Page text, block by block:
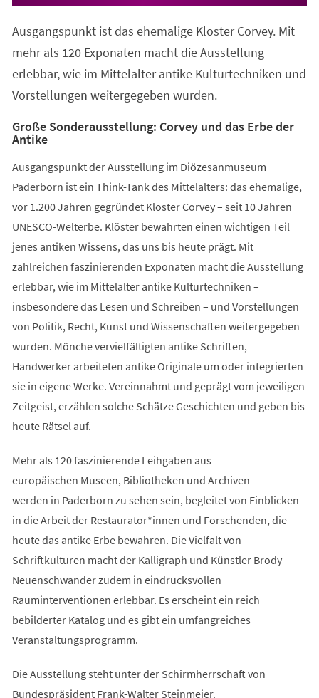
in
neuen
Tab)
Ausgangspunkt ist das ehemalige Kloster Corvey. Mit
mehr als 120 Exponaten macht die Ausstellung
erlebbar, wie im Mittelalter antike Kulturtechniken und
Vorstellungen weitergegeben wurden.
Große Sonderausstellung: Corvey und das Erbe der
Antike
Ausgangspunkt der Ausstellung im Diözesanmuseum
Paderborn ist ein Think-Tank des Mittelalters: das ehemalige,
vor 1.200 Jahren gegründet Kloster Corvey – seit 10 Jahren
UNESCO-Welterbe. Klöster bewahrten einen wichtigen Teil
jenes antiken Wissens, das uns bis heute prägt. Mit
zahlreichen faszinierenden Exponaten macht die Ausstellung
erlebbar, wie im Mittelalter antike Kulturtechniken –
insbesondere das Lesen und Schreiben – und Vorstellungen
von Politik, Recht, Kunst und Wissenschaften weitergegeben
wurden. Mönche vervielfältigten antike Schriften,
Handwerker arbeiteten antike Originale um oder integrierten
sie in eigene Werke. Vereinnahmt und geprägt vom jeweiligen
Zeitgeist, erzählen solche Schätze Geschichten und geben bis
heute Rätsel auf.
Mehr als 120 faszinierende Leihgaben aus
europäischen Museen, Bibliotheken und Archiven
werden in Paderborn zu sehen sein, begleitet von Einblicken
in die Arbeit der Restaurator*innen und Forschenden, die
heute das antike Erbe bewahren. Die Vielfalt von
Schriftkulturen macht der Kalligraph und Künstler Brody
Neuenschwander zudem in eindrucksvollen
Rauminterventionen erlebbar. Es erscheint ein reich
bebilderter Katalog und es gibt ein umfangreiches
Veranstaltungsprogramm.
Die Ausstellung steht unter der Schirmherrschaft von
Bundespräsident Frank-Walter Steinmeier.